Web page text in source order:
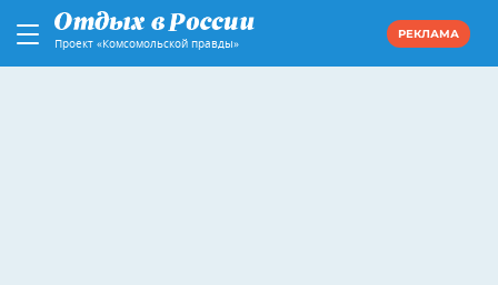
Проект «Комсомольской правды»
РЕКЛАМА